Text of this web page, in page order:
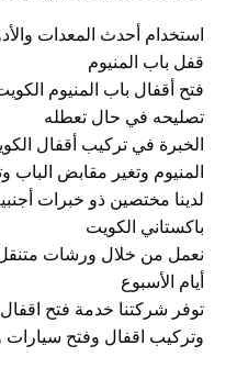
استخدام أحدث المعدات
قفل باب المنيوم
فتح أقفال باب المنيوم
تصليحه في حال تعطله
الخبرة في تركيب أقفال
المنيوم وتغير مقابض الباب
لدينا مختصين ذو خبرات
باكستاني الكويت
أيام الأسبوع
توفر شركتنا خدمة فتح
وتركيب اقفال وفتح سيارات